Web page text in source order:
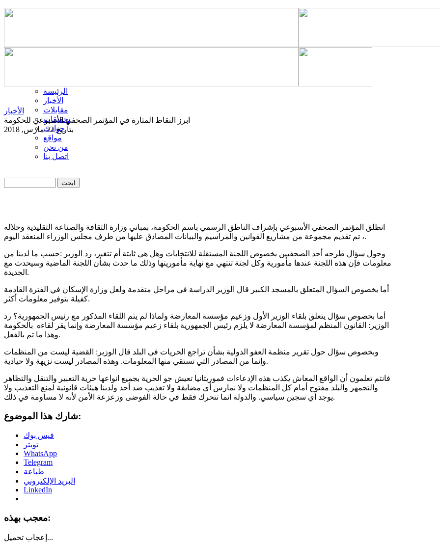
الرئيسة
الأخبار
مقابلات
تحقيقات
حوادث
مواقع
من نحن
اتصل بنا
الأخبار
ابرز النقاط المثارة في المؤتمر الصحفي الأسبوعي للحكومة
بتاريخ 22 مارس, 2018
انطلق المؤتمر الصحفي الأسبوعي بإشراف الناطق الرسمي باسم الحكومة، بمباني وزارة الثقافة والصناعة التقليدية وخلاله
تم تقديم مجموعة من مشاريع القوانين والمراسيم والبيانات المصادق عليها من طرف مجلس الوزراء المنعقد اليوم ،.
وحول سؤال طرحه أحد الصحفيين بخصوص اللجنة المستقلة للانتخابات وهل هي ثابتة أم تتغير، رد الوزير :حسب ما لدينا من
معلومات فإن هذه اللجنة عندها مأمورية وكل لجنة تنتهي مع نهاية مأموريتها وذلك ما حدث بشأن اللجنة الماضية وسيحدث مع
الجديدة.
أما بخصوص السؤال المتعلق بالمسجد الكبير قال الوزير الدراسة في مراحل متقدمة ولعل وزارة الإسكان في الفترة القادمة
كفيلة بتوفير معلومات أكثر.
أما بخصوص سؤال يتعلق بلقاء الوزير الأول وزعيم مؤسسة المعارضة ولماذا لم يتم اللقاء المذكور مع رئيس الجمهورية؟ رد
الوزير: القانون المنظم لمؤسسة المعارضة لا يلزم رئيس الجمهورية بلقاء زعيم مؤسسة المعارضة وإنما يقر لقاءه بالحكومة
وهذا ما تم بالفعل.
وبخصوص سؤال حول تقرير منظمة العفو الدولية بشأن تراجع الحريات في البلد قال الوزير: القضية ليست من المنظمات
وإنما من المصادر التي تستقي منها المعلومات. وهذه المصادر ليست نزيهة ولا حيادية.
فانتم تعلمون أن الواقع المعاش يكذب هذه الإدعاءات فموريتانيا تعيش جو الحرية بجميع انواعها حرية التعبير والتنقل والتظاهر
والتجمهر والبلد مفتوح أمام كل المنظمات ولا نمارس أي مضايقة ولا تعذيب ضد أحد ولدينا هيئات قانونية لمنع التعذيب ولا
يوجد أي سجين سياسي. والدولة انما تتحرك فقط في حالة الفوضى وزعزعة الأمن لأنه لا مساومة في ذلك.
شارك هذا الموضوع:
فيس بوك
تويتر
WhatsApp
Telegram
طباعة
البريد الإلكتروني
LinkedIn
معجب بهذه:
إعجاب تحميل...